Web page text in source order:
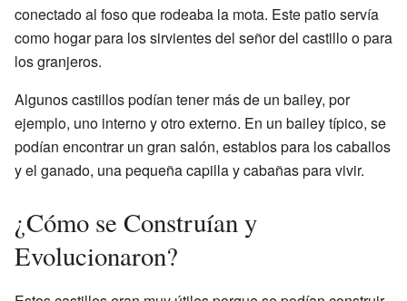
conectado al foso que rodeaba la mota. Este patio servía
como hogar para los sirvientes del señor del castillo o para
los granjeros.
Algunos castillos podían tener más de un bailey, por
ejemplo, uno interno y otro externo. En un bailey típico, se
podían encontrar un gran salón, establos para los caballos
y el ganado, una pequeña capilla y cabañas para vivir.
¿Cómo se Construían y
Evolucionaron?